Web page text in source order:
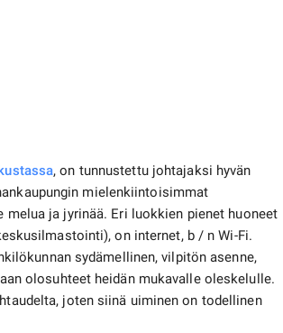
, on tunnustettu johtajaksi hyvän
mielenkiintoisimmat
ja jyrinää. Eri luokkien pienet huoneet
on internet, b / n Wi-Fi.
sydämellinen, vilpitön asenne,
olosuhteet heidän mukavalle oleskelulle.
joten siinä uiminen on todellinen